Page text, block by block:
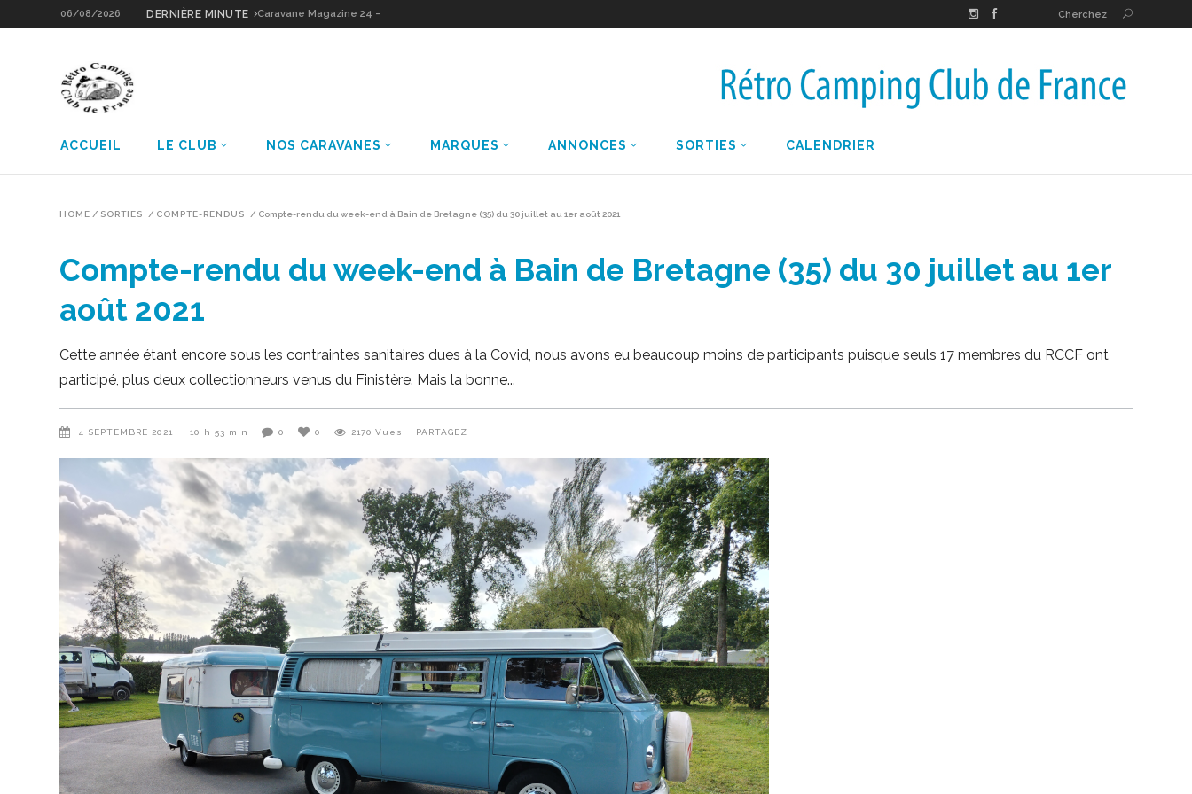
06/08/2026 DERNIÈRE MINUTE Caravane Magazine 24 – Cherchez
ACCUEIL LE CLUB NOS CARAVANES MARQUES ANNONCES SORTIES CALENDRIER
HOME / SORTIES / COMPTE-RENDUS / Compte-rendu du week-end à Bain de Bretagne (35) du 30 juillet au 1er août 2021
Compte-rendu du week-end à Bain de Bretagne (35) du 30 juillet au 1er
août 2021
Cette année étant encore sous les contraintes sanitaires dues à la Covid, nous avons eu beaucoup moins de participants puisque seuls 17 membres du RCCF ont
participé, plus deux collectionneurs venus du Finistère. Mais la bonne
4 SEPTEMBRE 2021 10 h 53 min 0 0 2170 Vues PARTAGEZ